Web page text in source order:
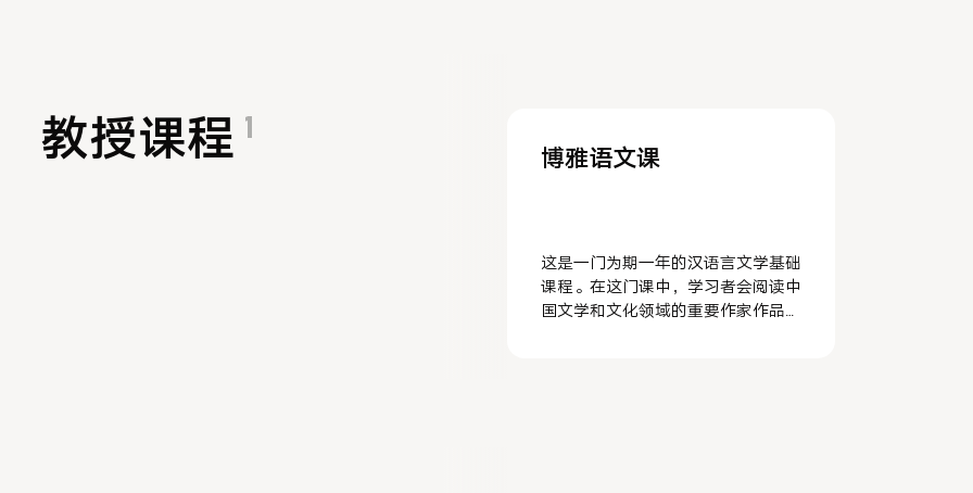
教授课程 1
博雅语文课
这是一门为期一年的汉语言文学基础
课程。在这门课中，学习者会阅读中
国文学和文化领域的重要作家作品，